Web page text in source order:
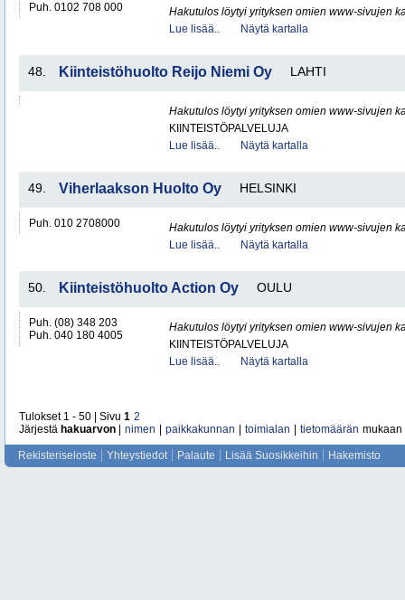
Puh. 0102 708 000
Hakutulos löytyi yrityksen omien www-sivujen
Lue lisää..
Näytä kartalla
48. Kiinteistöhuolto Reijo Niemi Oy LAHTI
Hakutulos löytyi yrityksen omien www-sivujen
KIINTEISTÖPALVELUJA
Lue lisää..
Näytä kartalla
49. Viherlaakson Huolto Oy HELSINKI
Puh. 010 2708000
Hakutulos löytyi yrityksen omien www-sivujen
Lue lisää..
Näytä kartalla
50. Kiinteistöhuolto Action Oy OULU
Puh. (08) 348 203
Puh. 040 180 4005
Hakutulos löytyi yrityksen omien www-sivujen
KIINTEISTÖPALVELUJA
Lue lisää..
Näytä kartalla
Tulokset 1 - 50 | Sivu 1 2
Järjestä hakuarvon nimen paikkakunnan toimialan tietomäärän mukaan
Rekisteriseloste Yhteystiedot Palaute Lisää Suosikkeihin Hakemisto